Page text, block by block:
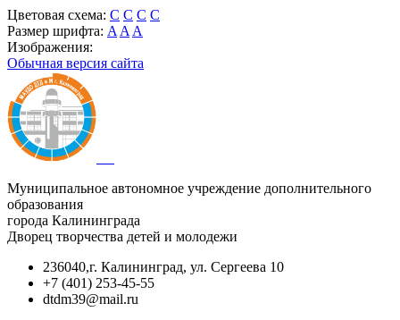
Цветовая схема: C C C C
Размер шрифта: A A A
Изображения:
Обычная версия сайта
Муниципальное автономное учреждение дополнительного
образования
города Калининграда
Дворец творчества детей и молодежи
236040,г. Калининград, ул. Сергеева 10
+7 (401) 253-45-55
dtdm39@mail.ru